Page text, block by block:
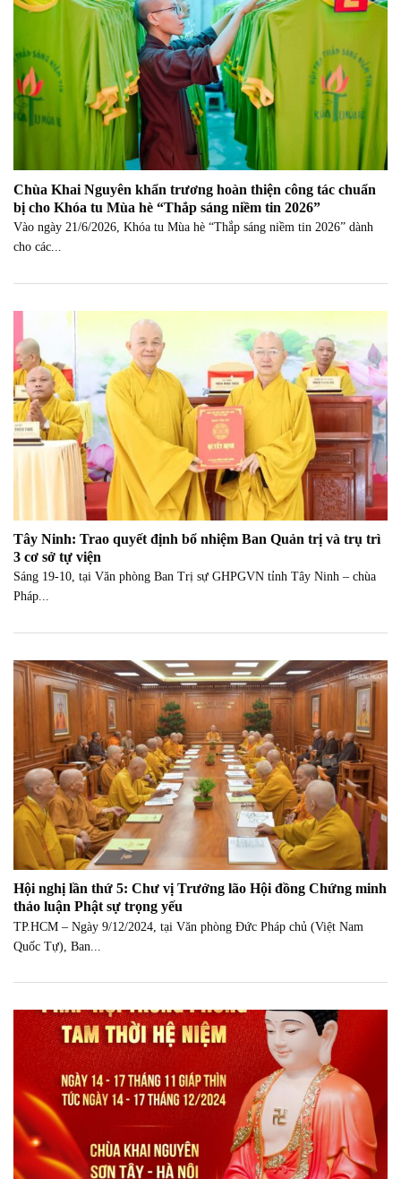
Chùa Khai Nguyên khẩn trương hoàn thiện công tác chuẩn
bị cho Khóa tu Mùa hè “Thắp sáng niềm tin 2026”
Vào ngày 21/6/2026, Khóa tu Mùa hè “Thắp sáng niềm tin 2026” dành
cho các...
Tây Ninh: Trao quyết định bổ nhiệm Ban Quản trị và trụ trì
3 cơ sở tự viện
Sáng 19-10, tại Văn phòng Ban Trị sự GHPGVN tỉnh Tây Ninh – chùa
Pháp...
Hội nghị lần thứ 5: Chư vị Trưởng lão Hội đồng Chứng minh
thảo luận Phật sự trọng yếu
TP.HCM – Ngày 9/12/2024, tại Văn phòng Đức Pháp chủ (Việt Nam
Quốc Tự), Ban...